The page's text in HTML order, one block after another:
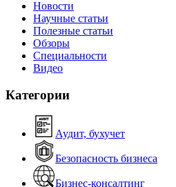
Новости
Научные статьи
Полезные статьи
Обзоры
Специальности
Видео
Категории
Аудит, бухучет
Безопасность бизнеса
Бизнес-консалтинг